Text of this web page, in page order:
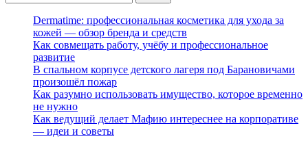
Dermatime: профессиональная косметика для ухода за
кожей — обзор бренда и средств
Как совмещать работу, учёбу и профессиональное
развитие
В спальном корпусе детского лагеря под Барановичами
произошёл пожар
Как разумно использовать имущество, которое временно
не нужно
Как ведущий делает Мафию интереснее на корпоративе
— идеи и советы